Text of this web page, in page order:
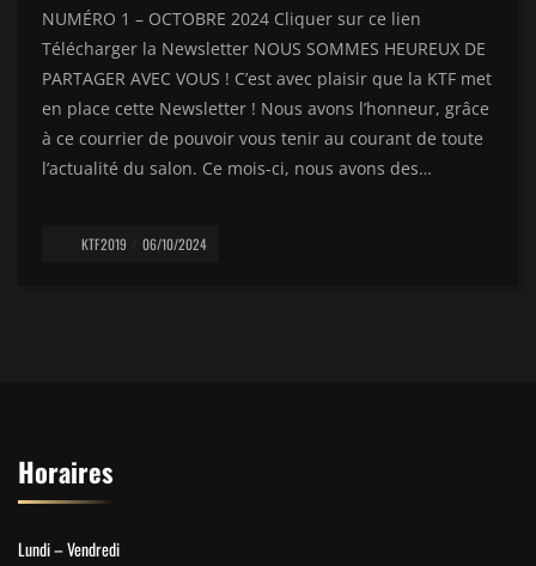
NUMÉRO 1 – OCTOBRE 2024 Cliquer sur ce lien
Télécharger la Newsletter NOUS SOMMES HEUREUX DE
PARTAGER AVEC VOUS ! C’est avec plaisir que la KTF met
en place cette Newsletter ! Nous avons l’honneur, grâce
à ce courrier de pouvoir vous tenir au courant de toute
l’actualité du salon. Ce mois-ci, nous avons des…
KTF2019 06/10/2024
Horaires
Lundi – Vendredi